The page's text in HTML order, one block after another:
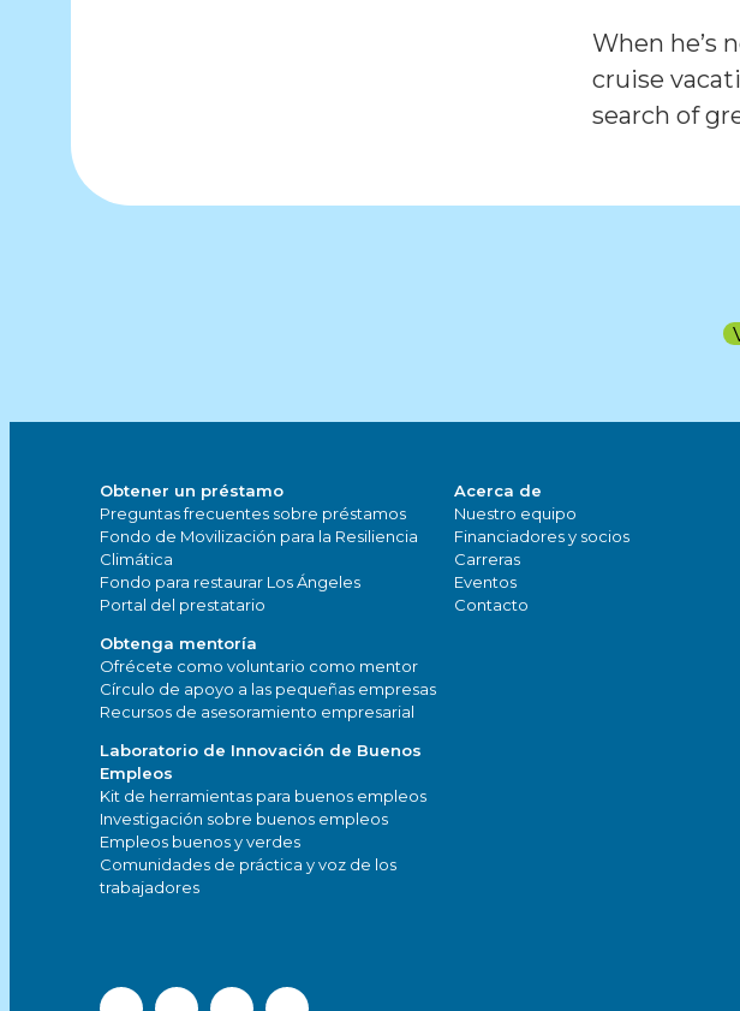
When he’s
cruise
search of
Obtener un préstamo
Preguntas frecuentes sobre préstamos
Fondo de Movilización para la Resiliencia
Climática
Fondo para restaurar Los Ángeles
Portal del prestatario
Obtenga mentoría
Ofrécete como voluntario como mentor
Círculo de apoyo a las pequeñas empresas
Recursos de asesoramiento empresarial
Laboratorio de Innovación de Buenos
Empleos
Kit de herramientas para buenos empleos
Investigación sobre buenos empleos
Empleos buenos y verdes
Comunidades de práctica y voz de los
trabajadores
Acerca de
Nuestro equipo
Financiadores y socios
Carreras
Eventos
Contacto